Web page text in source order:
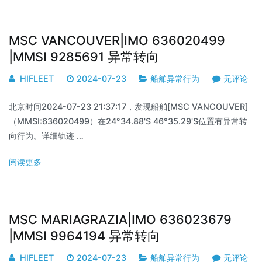
MSC VANCOUVER|IMO 636020499
|MMSI 9285691 异常转向
HIFLEET 2024-07-23 船舶异常行为 无评论
北京时间2024-07-23 21:37:17，发现船舶[MSC VANCOUVER]
（MMSI:636020499）在24°34.88'S 46°35.29'S位置有异常转
向行为。详细轨迹 …
阅读更多
MSC MARIAGRAZIA|IMO 636023679
|MMSI 9964194 异常转向
HIFLEET 2024-07-23 船舶异常行为 无评论